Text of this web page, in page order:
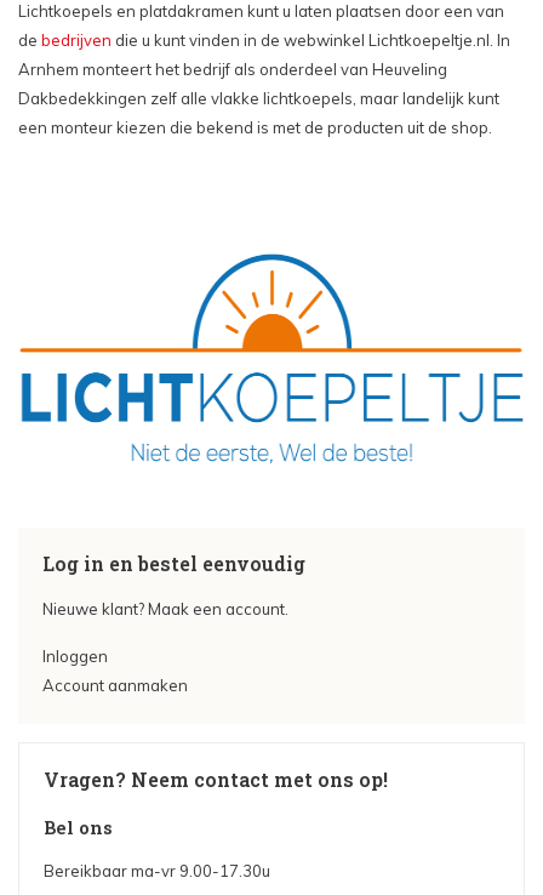
Lichtkoepels en platdakramen kunt u laten plaatsen door een van
de bedrijven die u kunt vinden in de webwinkel Lichtkoepeltje.nl. In
Arnhem monteert het bedrijf als onderdeel van Heuveling
Dakbedekkingen zelf alle vlakke lichtkoepels, maar landelijk kunt
een monteur kiezen die bekend is met de producten uit de shop.
Log in en bestel eenvoudig
Nieuwe klant? Maak een account.
Inloggen
Account aanmaken
Vragen? Neem contact met ons op!
Bel ons
Bereikbaar ma-vr 9.00-17.30u